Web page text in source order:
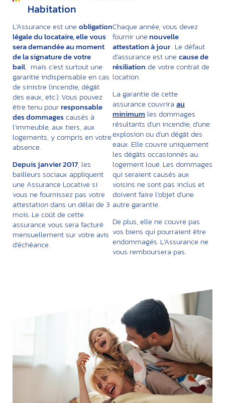
Habitation
L’Assurance est une obligation
légale du locataire, elle vous
sera demandée au moment
de la signature de votre
bail, mais c’est surtout une
garantie indispensable en cas
de sinistre (incendie, dégât
des eaux, etc.). Vous pouvez
être tenu pour responsable
des dommagescausés à
l’immeuble, aux tiers, aux
logements, y compris en votre
absence.
Depuis janvier 2017, les
bailleurs sociaux appliquent
une Assurance Locative si
vous ne fournissez pas votre
attestation dans un délai de 3
mois. Le coût de cette
assurance vous sera facturé
mensuellement sur votre avis
d’échéance.
Chaque année, vous devez
fournir une nouvelle
attestation à jour. Le défaut
d’assurance est une cause de
résiliation de votre contrat de
location.
La garantie de cette
assurance couvrira au
minimum les dommages
résultants d’un incendie, d’une
explosion ou d’un dégât des
eaux. Elle couvre uniquement
les dégâts occasionnés au
logement loué. Les dommages
qui seraient causés aux
voisins ne sont pas inclus et
doivent faire l’objet d’une
autre garantie.
De plus, elle ne couvre pas
vos biens qui pourraient être
endommagés. L’Assurance ne
vous remboursera pas.